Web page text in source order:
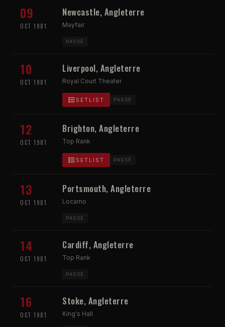
09
OCT 1981
Newcastle, Angleterre
Mayfair
PASSÉ
10
OCT 1981
Liverpool, Angleterre
Royal Court Theater
SETLIST PASSÉ
12
OCT 1981
Brighton, Angleterre
Top Rank
SETLIST PASSÉ
13
OCT 1981
Portsmouth, Angleterre
Locarno
PASSÉ
14
OCT 1981
Cardiff, Angleterre
Top Rank
PASSÉ
16
OCT 1981
Stoke, Angleterre
King's Hall